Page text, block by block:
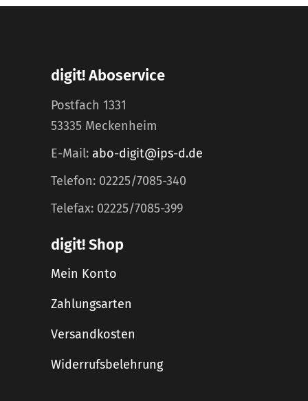
digit! Aboservice
Postfach 1331
53335 Meckenheim
E-Mail: abo-digit@ips-d.de
Telefon: 02225/7085-340
Telefax: 02225/7085-399
digit! Shop
Mein Konto
Zahlungsarten
Versandkosten
Widerrufsbelehrung